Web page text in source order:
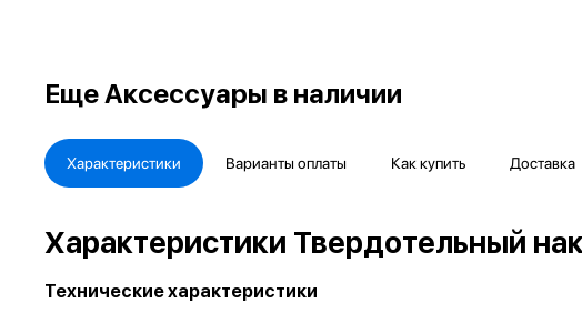
Еще Аксессуары в наличии
Характеристики Варианты оплаты Как купить Доставка
Характеристики Твердотельный
Технические характеристики